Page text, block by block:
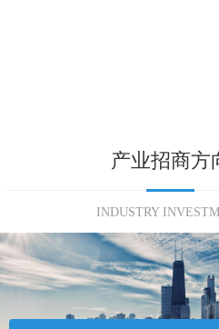
产业招商方
INDUSTRY